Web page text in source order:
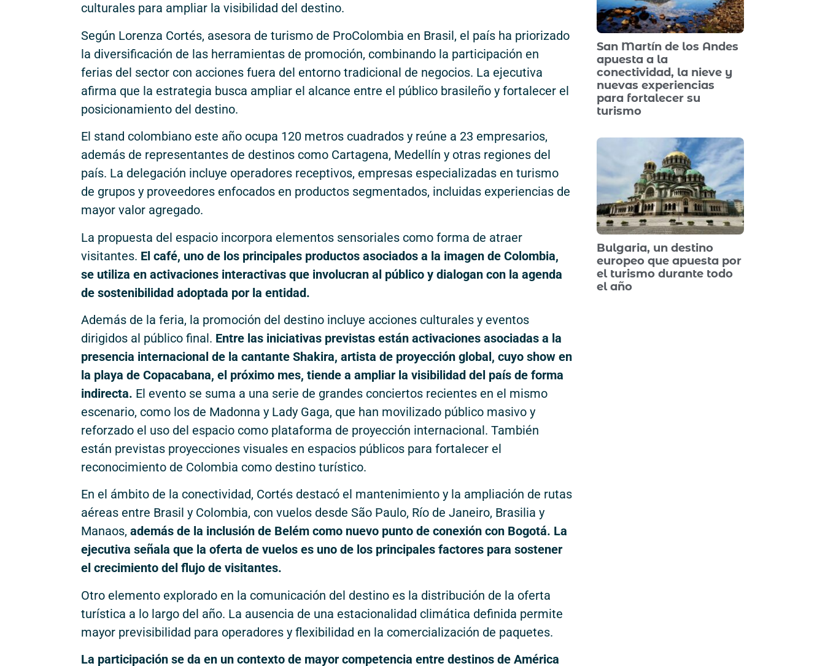
culturales para ampliar la visibilidad del destino.
Según Lorenza Cortés, asesora de turismo de ProColombia en Brasil, el país ha priorizado
la diversificación de las herramientas de promoción, combinando la participación en
ferias del sector con acciones fuera del entorno tradicional de negocios. La ejecutiva
afirma que la estrategia busca ampliar el alcance entre el público brasileño y fortalecer el
posicionamiento del destino.
El stand colombiano este año ocupa 120 metros cuadrados y reúne a 23 empresarios,
además de representantes de destinos como Cartagena, Medellín y otras regiones del
país. La delegación incluye operadores receptivos, empresas especializadas en turismo
de grupos y proveedores enfocados en productos segmentados, incluidas experiencias de
mayor valor agregado.
La propuesta del espacio incorpora elementos sensoriales como forma de atraer
visitantes. El café, uno de los principales productos asociados a la imagen de Colombia,
se utiliza en activaciones interactivas que involucran al público y dialogan con la agenda
de sostenibilidad adoptada por la entidad.
Además de la feria, la promoción del destino incluye acciones culturales y eventos
dirigidos al público final. Entre las iniciativas previstas están activaciones asociadas a la
presencia internacional de la cantante Shakira, artista de proyección global, cuyo show en
la playa de Copacabana, el próximo mes, tiende a ampliar la visibilidad del país de forma
indirecta. El evento se suma a una serie de grandes conciertos recientes en el mismo
escenario, como los de Madonna y Lady Gaga, que han movilizado público masivo y
reforzado el uso del espacio como plataforma de proyección internacional. También
están previstas proyecciones visuales en espacios públicos para fortalecer el
reconocimiento de Colombia como destino turístico.
En el ámbito de la conectividad, Cortés destacó el mantenimiento y la ampliación de rutas
aéreas entre Brasil y Colombia, con vuelos desde São Paulo, Río de Janeiro, Brasilia y
Manaos, además de la inclusión de Belém como nuevo punto de conexión con Bogotá. La
ejecutiva señala que la oferta de vuelos es uno de los principales factores para sostener
el crecimiento del flujo de visitantes.
Otro elemento explorado en la comunicación del destino es la distribución de la oferta
turística a lo largo del año. La ausencia de una estacionalidad climática definida permite
mayor previsibilidad para operadores y flexibilidad en la comercialización de paquetes.
La participación se da en un contexto de mayor competencia entre destinos de América
San Martín de los Andes
apuesta a la
conectividad, la nieve y
nuevas experiencias
para fortalecer su
turismo
Bulgaria, un destino
europeo que apuesta por
el turismo durante todo
el año